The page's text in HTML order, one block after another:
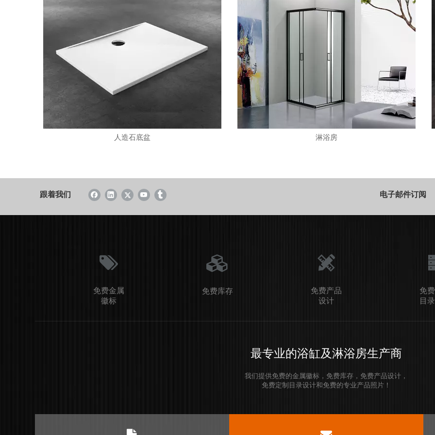
人造石底盆 淋浴房
跟着我们 电子邮件订阅
免费金属
徽标
免费库存
免费产品
设计
免
目
最专业的浴缸及淋浴房生产商
我们提供免费的金属徽标，免费库存，免费产品设计，
免费定制目录设计和免费的专业产品照片！